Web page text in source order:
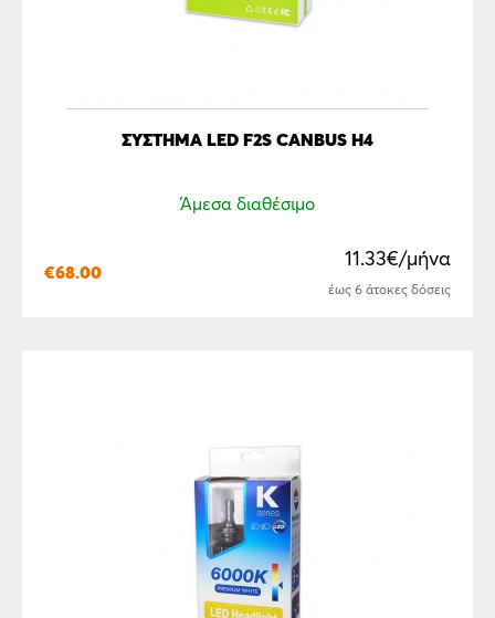
ΣΎΣΤΗΜΑ LED F2S CANBUS H4
Άμεσα διαθέσιμο
€68.00
11.33€/μήνα
έως 6 άτοκες δόσεις